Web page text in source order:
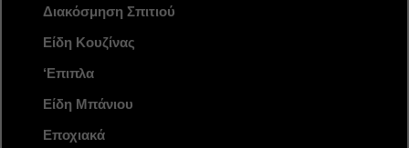
Διακόσμηση Σπιτιού
Είδη Κουζίνας
‘Επιπλα
Είδη Μπάνιου
Εποχιακά